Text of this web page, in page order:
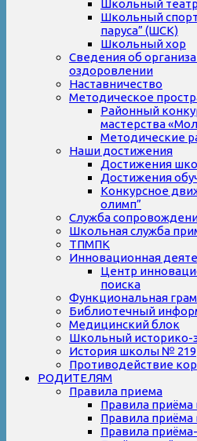
Школьный
Школьный
паруса” (ШСК)
Школьный хор
Сведения об
оздоровлении
Наставничество
Методическое
Районный
мастерства
Методические
Наши достижения
Достижения
Достижения
Конкурсное
олимп”
Служба
Школьная служба
ТПМПК
Инновационная
Центр
поиска
Функциональная
Библиотечный
Медицинский блок
Школьный историко-
История школы № 219
Противодействие
РОДИТЕЛЯМ
Правила приема
Правила приёма
Правила приёма
Правила